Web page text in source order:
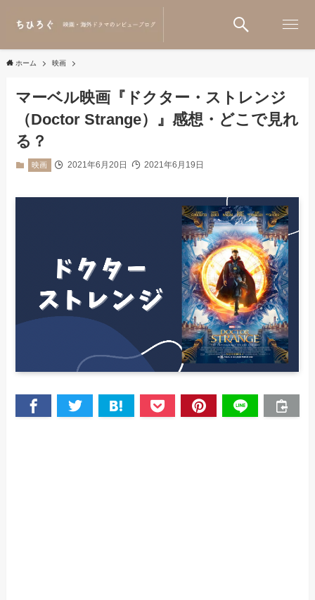
ホーム 映画
マーベル映画『ドクター・ストレンジ
（Doctor Strange）』感想・どこで見れ
る？
映画 2021年6月20日 2021年6月19日